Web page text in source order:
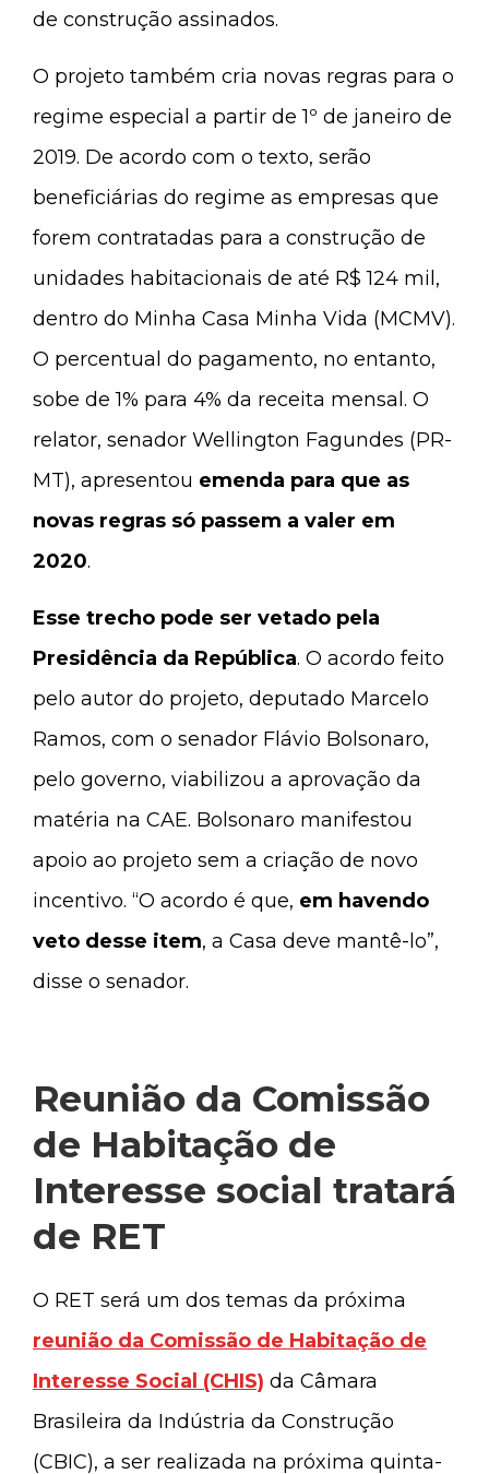
de construção assinados.
O projeto também cria novas regras para o
regime especial a partir de 1º de janeiro de
2019. De acordo com o texto, serão
beneficiárias do regime as empresas que
forem contratadas para a construção de
unidades habitacionais de até R$ 124 mil,
dentro do Minha Casa Minha Vida (MCMV).
O percentual do pagamento, no entanto,
sobe de 1% para 4% da receita mensal. O
relator, senador Wellington Fagundes (PR-
MT), apresentou emenda para que as
novas regras só passem a valer em
2020.
Esse trecho pode ser vetado pela
Presidência da República. O acordo feito
pelo autor do projeto, deputado Marcelo
Ramos, com o senador Flávio Bolsonaro,
pelo governo, viabilizou a aprovação da
matéria na CAE. Bolsonaro manifestou
apoio ao projeto sem a criação de novo
incentivo. “O acordo é que, em havendo
veto desse item, a Casa deve mantê-lo”,
disse o senador.
Reunião da Comissão
de Habitação de
Interesse social tratará
de RET
O RET será um dos temas da próxima
reunião da Comissão de Habitação de
Interesse Social (CHIS) da Câmara
Brasileira da Indústria da Construção
(CBIC), a ser realizada na próxima quinta-